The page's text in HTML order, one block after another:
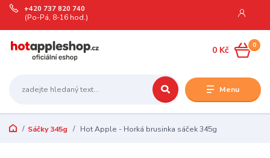
Menu
+420 737 820 740
(Po-Pá, 8-16 hod.)
0
0 Kč
Sáčky 345g Hot Apple - Horká brusinka sáček 345g